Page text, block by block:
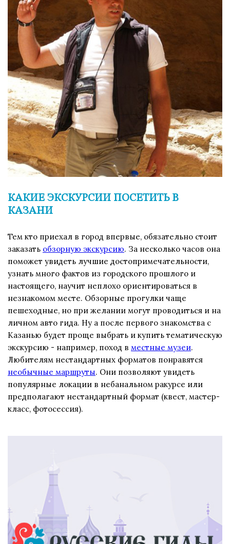
КАКИЕ ЭКСКУРСИИ ПОСЕТИТЬ В
КАЗАНИ
Тем кто приехал в город впервые, обязательно стоит
заказать обзорную экскурсию. За несколько часов она
поможет увидеть лучшие достопримечательности,
узнать много фактов из городского прошлого и
настоящего, научит неплохо ориентироваться в
незнакомом месте. Обзорные прогулки чаще
пешеходные, но при желании могут проводиться и на
личном авто гида. Ну а после первого знакомства с
Казанью будет проще выбрать и купить тематическую
экскурсию - например, поход в местные музеи.
Любителям нестандартных форматов понравятся
необычные маршруты. Они позволяют увидеть
популярные локации в небанальном ракурсе или
предполагают нестандартный формат (квест, мастер-
класс, фотосессия).